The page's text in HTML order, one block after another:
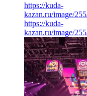
https://kuda-
kazan.ru/image/
https://kuda-
kazan.ru/image/